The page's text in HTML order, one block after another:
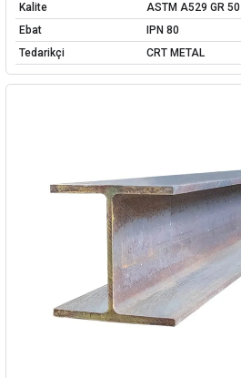
Kalite
ASTM A529 GR 50
Ebat
IPN 80
Tedarikçi
CRT METAL